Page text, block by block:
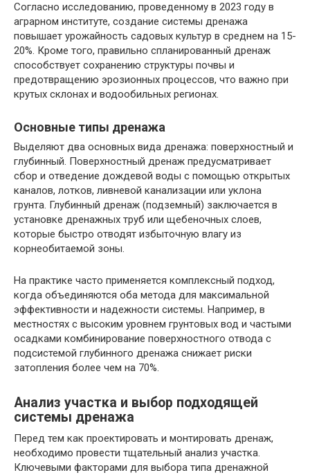
Согласно исследованию, проведенному в 2023 году в
аграрном институте, создание системы дренажа
повышает урожайность садовых культур в среднем на 15-
20%. Кроме того, правильно спланированный дренаж
способствует сохранению структуры почвы и
предотвращению эрозионных процессов, что важно при
крутых склонах и водообильных регионах.
Основные типы дренажа
Выделяют два основных вида дренажа: поверхностный и
глубинный. Поверхностный дренаж предусматривает
сбор и отведение дождевой воды с помощью открытых
каналов, лотков, ливневой канализации или уклона
грунта. Глубинный дренаж (подземный) заключается в
установке дренажных труб или щебеночных слоев,
которые быстро отводят избыточную влагу из
корнеобитаемой зоны.
На практике часто применяется комплексный подход,
когда объединяются оба метода для максимальной
эффективности и надежности системы. Например, в
местностях с высоким уровнем грунтовых вод и частыми
осадками комбинирование поверхностного отвода с
подсистемой глубинного дренажа снижает риски
затопления более чем на 70%.
Анализ участка и выбор подходящей
системы дренажа
Перед тем как проектировать и монтировать дренаж,
необходимо провести тщательный анализ участка.
Ключевыми факторами для выбора типа дренажной